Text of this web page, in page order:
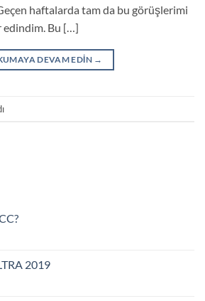
haftalarda tam da bu görüşlerimi
Bu […]
DEVAM EDIN →
2019